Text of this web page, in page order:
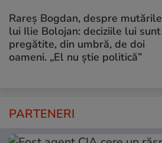
Rareș Bogdan, despre mutările
lui Ilie Bolojan: deciziile lui sunt
pregătite, din umbră, de doi
oameni. „El nu știe politică”
PARTENERI